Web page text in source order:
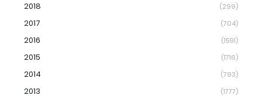
2018 (299)
2017 (704)
2016 (1591)
2015 (1716)
2014 (793)
2013 (1777)